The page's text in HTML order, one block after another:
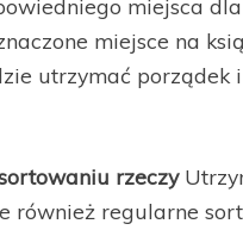
miejsca
miejsce na
utrzymać porządek
rzeczy
również regularne